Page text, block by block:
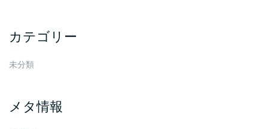
カテゴリー
未分類
メタ情報